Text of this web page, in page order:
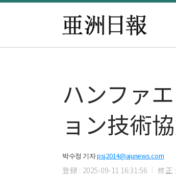
ハンファ
ョン技術
박수정 기자psj2014@ajunews.com
登録 : 2025-09-11 16:31:56 修正